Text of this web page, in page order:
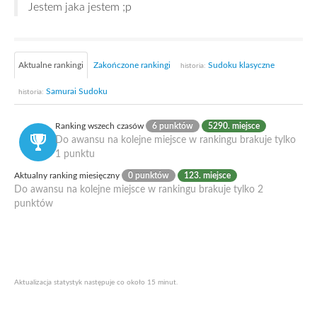
Jestem jaka jestem ;p
Aktualne rankingi Zakończone rankingi historia: Sudoku klasyczne
historia: Samurai Sudoku
Ranking wszech czasów 6 punktów 5290. miejsce
Do awansu na kolejne miejsce w rankingu brakuje tylko
1 punktu
Aktualny ranking miesięczny 0 punktów 123. miejsce
Do awansu na kolejne miejsce w rankingu brakuje tylko 2
punktów
Aktualizacja statystyk następuje co około 15 minut.